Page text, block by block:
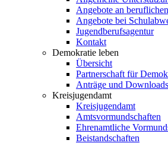
Angebote an
Angebote bei
Jugendberufsagentur
Kontakt
Demokratie leben
Übersicht
Partnerschaft für
Anträge und Downloads
Kreisjugendamt
Kreisjugendamt
Amtsvormundschaften
Ehrenamtliche
Beistandschaften